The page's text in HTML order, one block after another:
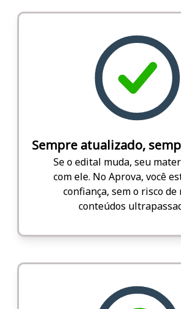
Sempre atualizado,
Se o edital muda, seu
com ele. No Aprova, você
confiança, sem o risco
conteúdos